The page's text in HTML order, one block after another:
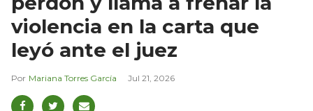
violencia en la carta que
leyó ante el juez
Mariana Torres García Jul 21, 2026